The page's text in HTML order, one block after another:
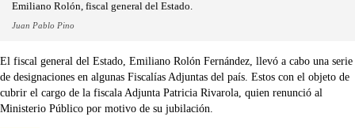
Emiliano Rolón, fiscal general del Estado.
Juan Pablo Pino
El fiscal general del Estado, Emiliano Rolón Fernández, llevó a cabo una serie
de designaciones en algunas Fiscalías Adjuntas del país. Estos con el objeto de
cubrir el cargo de la fiscala Adjunta Patricia Rivarola, quien renunció al
Ministerio Público por motivo de su jubilación.